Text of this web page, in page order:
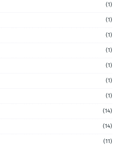
(1)
(1)
(1)
(1)
(1)
(1)
(1)
(14)
(14)
(11)